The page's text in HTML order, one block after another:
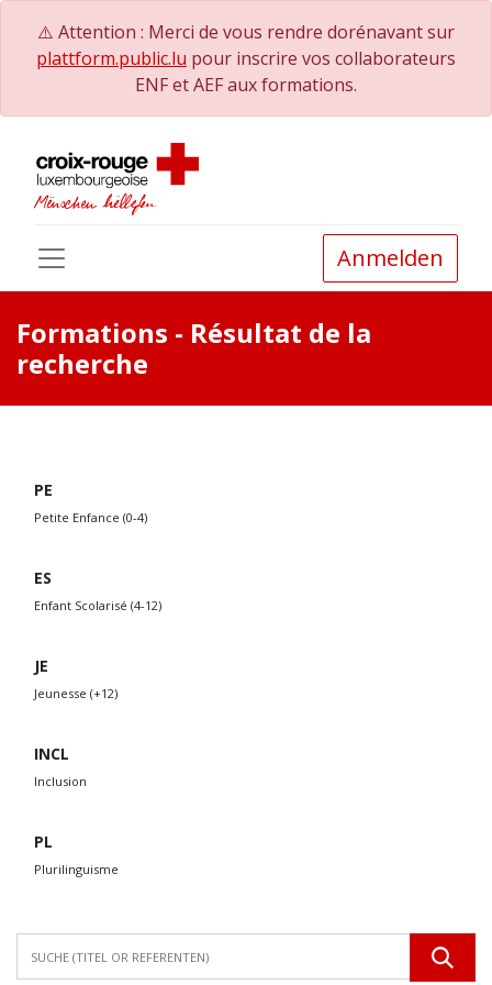
⚠️ Attention : Merci de vous rendre dorénavant sur
plattform.public.lu pour inscrire vos collaborateurs
ENF et AEF aux formations.
Anmelden
Formations - Résultat de la
recherche
PE
Petite Enfance (0-4)
ES
Enfant Scolarisé (4-12)
JE
Jeunesse (+12)
INCL
Inclusion
PL
Plurilinguisme